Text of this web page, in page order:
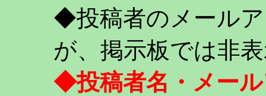
◆投稿者のメール
が、掲示板では非
◆投稿者名・メー